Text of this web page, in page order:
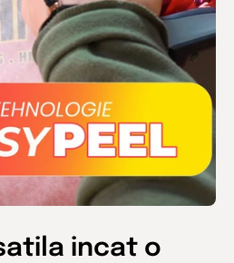
incat o